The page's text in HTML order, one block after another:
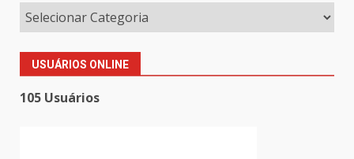
posts
USUÁRIOS ONLINE
105 Usuários